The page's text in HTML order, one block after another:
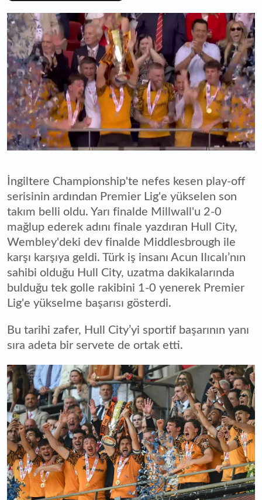
İngiltere Championship'te nefes kesen play-off
serisinin ardından Premier Lig'e yükselen son
takım belli oldu. Yarı finalde Millwall'u 2-0
mağlup ederek adını finale yazdıran Hull City,
Wembley'deki dev finalde Middlesbrough ile
karşı karşıya geldi. Türk iş insanı Acun Ilıcalı’nın
sahibi olduğu Hull City, uzatma dakikalarında
bulduğu tek golle rakibini 1-0 yenerek Premier
Lig'e yükselme başarısı gösterdi.
Bu tarihi zafer, Hull City’yi sportif başarının yanı
sıra adeta bir servete de ortak etti.